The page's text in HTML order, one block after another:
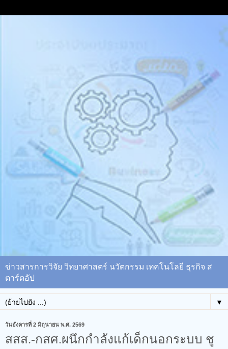
ข่าวสารการวิจัย วิทยาศาสตร์ นวัตกรรม เทคโนโลยี ธุรกิจ ส
ตาร์ตอัป
▼
วันอังคารที่ 2 มิถุนายน พ.ศ. 2569
สสส.-กสศ.ผนึกกำลังแก้เด็กนอกระบบ​ ชู